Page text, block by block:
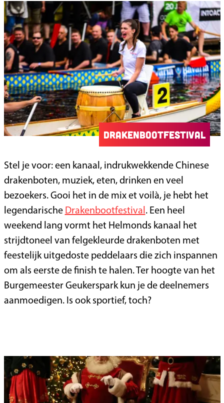
Drakenbootfestival
Stel je voor: een kanaal, indrukwekkende Chinese
drakenboten, muziek, eten, drinken en veel
bezoekers. Gooi het in de mix et voilà, je hebt het
legendarische Drakenbootfestival. Een heel
weekend lang vormt het Helmonds kanaal het
strijdtoneel van felgekleurde drakenboten met
feestelijk uitgedoste peddelaars die zich inspannen
om als eerste de finish te halen. Ter hoogte van het
Burgemeester Geukerspark kun je de deelnemers
aanmoedigen. Is ook sportief, toch?